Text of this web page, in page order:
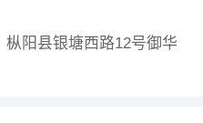
阳县银塘西路12号御华